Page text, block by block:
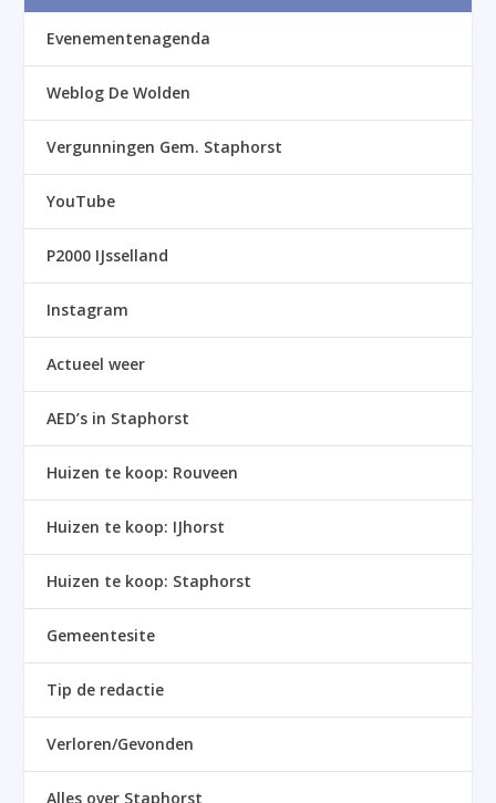
Evenementenagenda
Weblog De Wolden
Vergunningen Gem. Staphorst
YouTube
P2000 IJsselland
Instagram
Actueel weer
AED’s in Staphorst
Huizen te koop: Rouveen
Huizen te koop: IJhorst
Huizen te koop: Staphorst
Gemeentesite
Tip de redactie
Verloren/Gevonden
Alles over Staphorst